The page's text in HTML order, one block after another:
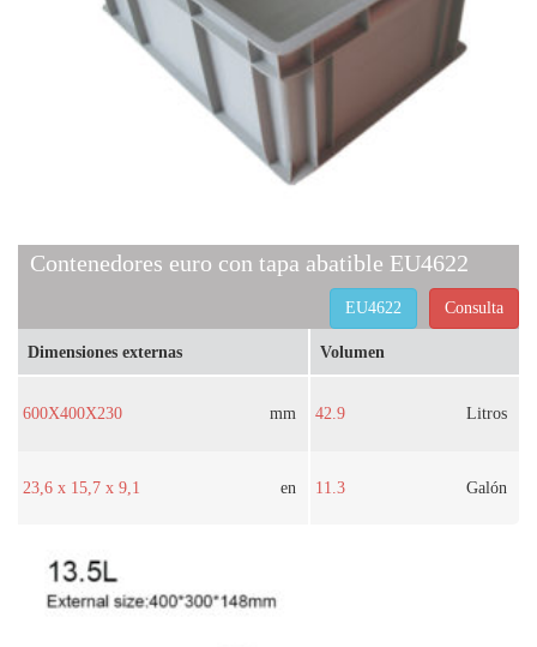
Contenedores euro con tapa abatible EU4622
Consulta
EU4622
Dimensiones externas
600X400X230 mm
23,6 x 15,7 x 9,1 en
Volumen
42.9 Litros
11.3 Galón